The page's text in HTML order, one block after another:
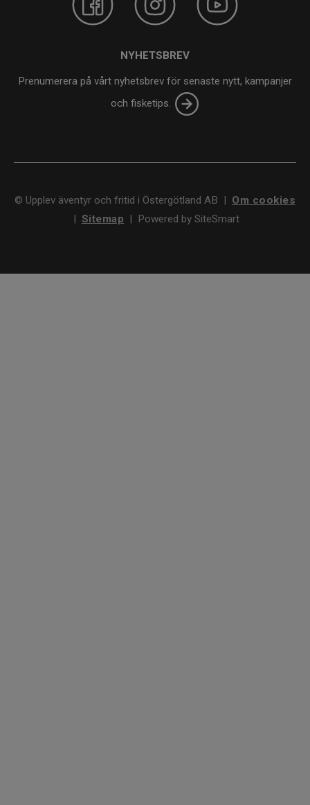
NYHETSBREV
Prenumerera på vårt nyhetsbrev för senaste nytt, kampanjer
och fisketips.
© Upplev äventyr och fritid i Östergötland AB | Om cookies
| Sitemap | Powered by SiteSmart